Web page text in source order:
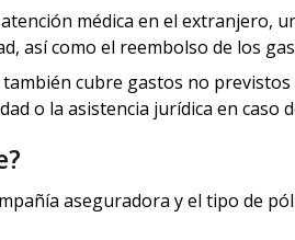
médica en el extranjero,
así como el reembolso de los
cubre gastos no
o la asistencia jurídica en caso
aseguradora y el tipo de